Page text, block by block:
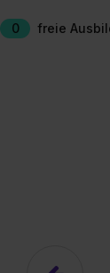
0 freie